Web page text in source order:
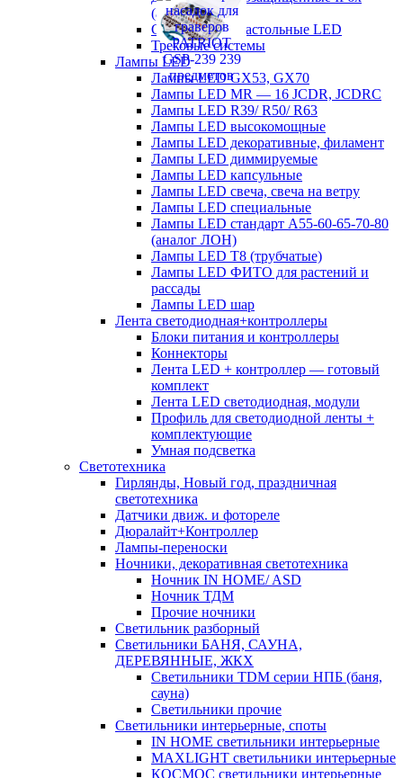
(аналог ЛСП)
Светильники настольные LED
Трековые системы
Лампы LED
Лампы LED GX53, GX70
Лампы LED MR — 16 JCDR, JCDRC
Лампы LED R39/ R50/ R63
Лампы LED высокомощные
Лампы LED декоративные, филамент
Лампы LED диммируемые
Лампы LED капсульные
Лампы LED свеча, свеча на ветру
Лампы LED специальные
Лампы LED стандарт А55-60-65-70-80
(аналог ЛОН)
Лампы LED Т8 (трубчатые)
Лампы LED ФИТО для растений и
рассады
Лампы LED шар
Лента светодиодная+контроллеры
Блоки питания и контроллеры
Коннекторы
Лента LED + контроллер — готовый
комплект
Лента LED светодиодная, модули
Профиль для светодиодной ленты +
комплектующие
Умная подсветка
Светотехника
Гирлянды, Новый год, праздничная
светотехника
Датчики движ. и фотореле
Дюралайт+Контроллер
Лампы-переноски
Ночники, декоративная светотехника
Ночник IN HOME/ ASD
Ночник ТДМ
Прочие ночники
Светильник разборный
Светильники БАНЯ, САУНА,
ДЕРЕВЯННЫЕ, ЖКХ
Светильники TDM серии НПБ (баня,
сауна)
Светильники прочие
Светильники интерьерные, споты
IN HOME светильники интерьерные
MAXLIGHT светильники интерьерные
КОСМОС светильники интерьерные